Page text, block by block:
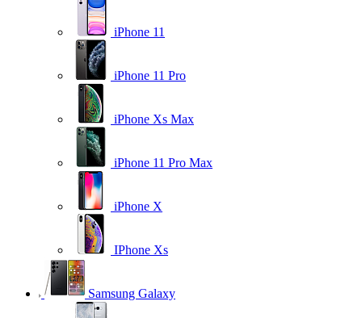
iPhone 11
iPhone 11 Pro
iPhone Xs Max
iPhone 11 Pro Max
iPhone X
IPhone Xs
Samsung Galaxy